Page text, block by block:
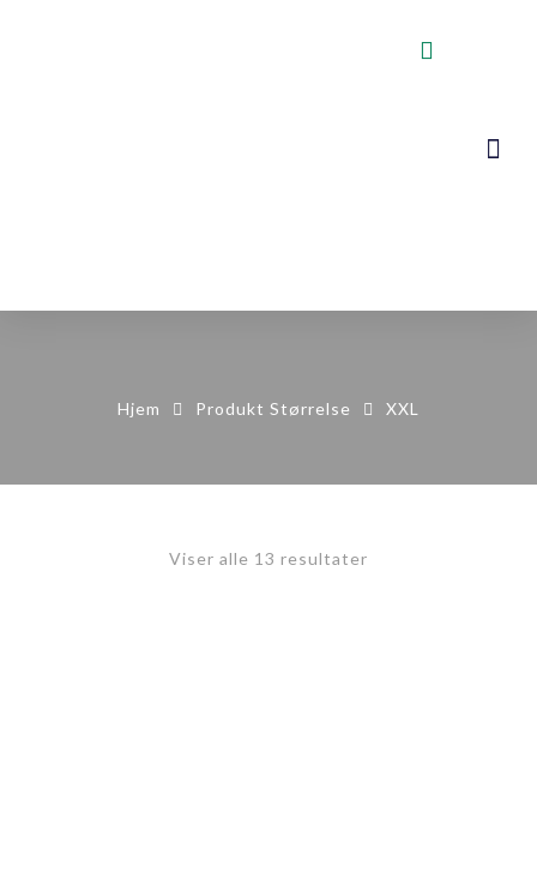
Hjem Produkt Størrelse XXL
Viser alle 13 resultater